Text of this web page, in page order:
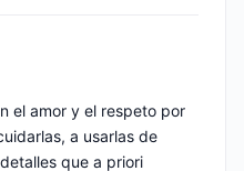
el amor y el respeto por
a usarlas de
que a priori